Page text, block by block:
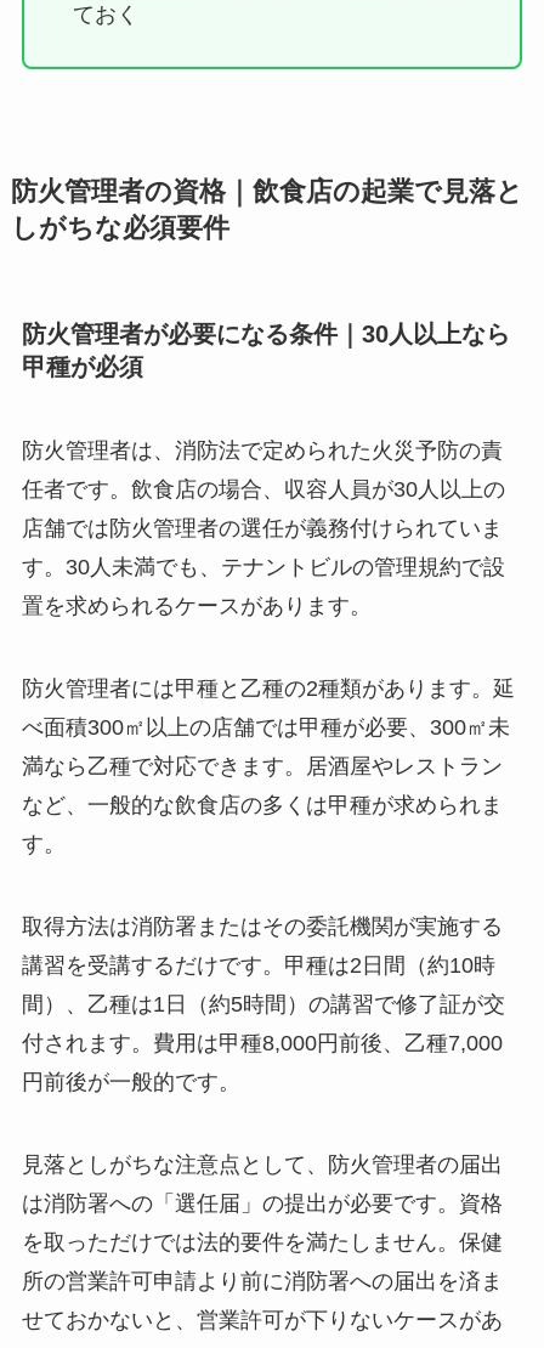
ておく
防火管理者の資格｜飲食店の起業で見落と
しがちな必須要件
防火管理者が必要になる条件｜30人以上なら
甲種が必須
防火管理者は、消防法で定められた火災予防の責
任者です。飲食店の場合、収容人員が30人以上の
店舗では防火管理者の選任が義務付けられていま
す。30人未満でも、テナントビルの管理規約で設
置を求められるケースがあります。
防火管理者には甲種と乙種の2種類があります。延
べ面積300㎡以上の店舗では甲種が必要、300㎡未
満なら乙種で対応できます。居酒屋やレストラン
など、一般的な飲食店の多くは甲種が求められま
す。
取得方法は消防署またはその委託機関が実施する
講習を受講するだけです。甲種は2日間（約10時
間）、乙種は1日（約5時間）の講習で修了証が交
付されます。費用は甲種8,000円前後、乙種7,000
円前後が一般的です。
見落としがちな注意点として、防火管理者の届出
は消防署への「選任届」の提出が必要です。資格
を取っただけでは法的要件を満たしません。保健
所の営業許可申請より前に消防署への届出を済ま
せておかないと、営業許可が下りないケースがあ